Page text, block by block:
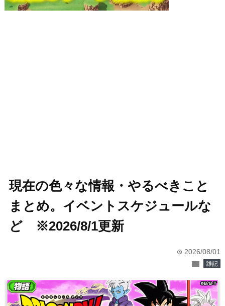
現在の色々な情報・やるべきこと
まとめ。イベントスケジュールな
ど ※2026/8/1更新
time 2026/08/01
folder 雑記